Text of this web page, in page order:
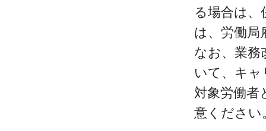
る場合は
は、労働局
なお、業務
いて、キャ
対象労働
意ください